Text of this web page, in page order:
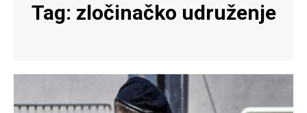
Tag: zločinačko udruženje